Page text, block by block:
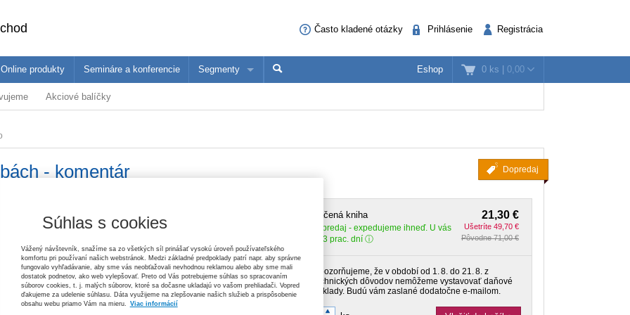
Často kladené otázky Prihlásenie Registrácia
0 ks | 0,00
Eshop
produkty
25,20 €
Tomáš Ľalík, Ján Svák, Lívia Trellová, Vincent Bujňák
26,40 €
Pracovné právo v poznámkach s príkladmi, 3. vydanie
Online produkty Semináre a konferencie Segmenty
ponúkame profesionálom z vašej oblasti
Pedagógovia Manažéri Verejná správa
Akciové balíčky
Dopredaj
- komentár
21,30 €
Ušetríte 49,70 €
Pôvodne 71,00 €
Tlačená kniha
Dopredaj - expedujeme ihneď. U vás
do 3 prac. dní
Upozorňujeme, že v období od 1. 8. do 21. 8. z
technických dôvodov nemôžeme vystavovať daňové
doklady. Budú vám zaslané dodatočne e‑mailom.
Straka,Jarmila Lazíková
Typ publikácie komentár
Dátum vydania 5/2017
Súhlas s cookies
Vážený návštevník, snažíme sa zo všetkých síl prinášať vysokú úroveň používateľského
komfortu pri používaní našich webstránok. Medzi základné predpoklady patrí napr. aby správne
fungovalo vyhľadávanie, aby sme vás neobťažovali nevhodnou reklamou alebo aby sme mali
dostatok podnetov, ako web vylepšovať. Preto od Vás potrebujeme súhlas so spracovaním
súborov cookies, t. j. malých súborov, ktoré sa dočasne ukladajú vo vašom prehliadači. Vopred
ďakujeme za udelenie súhlasu. Dáta využijeme na zlepšovanie našich služieb a prispôsobenie
obsahu webu priamo Vám na mieru.
Viac informácií